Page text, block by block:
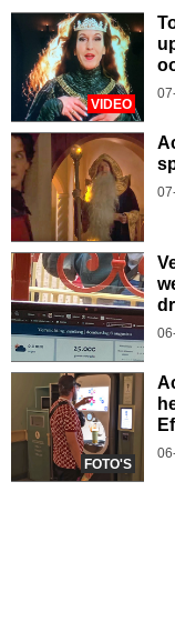
VIDEO
FOTO'S